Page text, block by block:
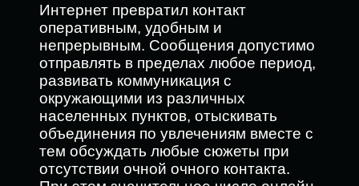
Интернет превратил контакт
оперативным, удобным и
непрерывным. Сообщения допустимо
отправлять в пределах любое период,
развивать коммуникация с
окружающими из различных
населенных пунктов, отыскивать
объединения по увлечениям вместе с
тем обсуждать любые сюжеты при
отсутствии очной очного контакта.